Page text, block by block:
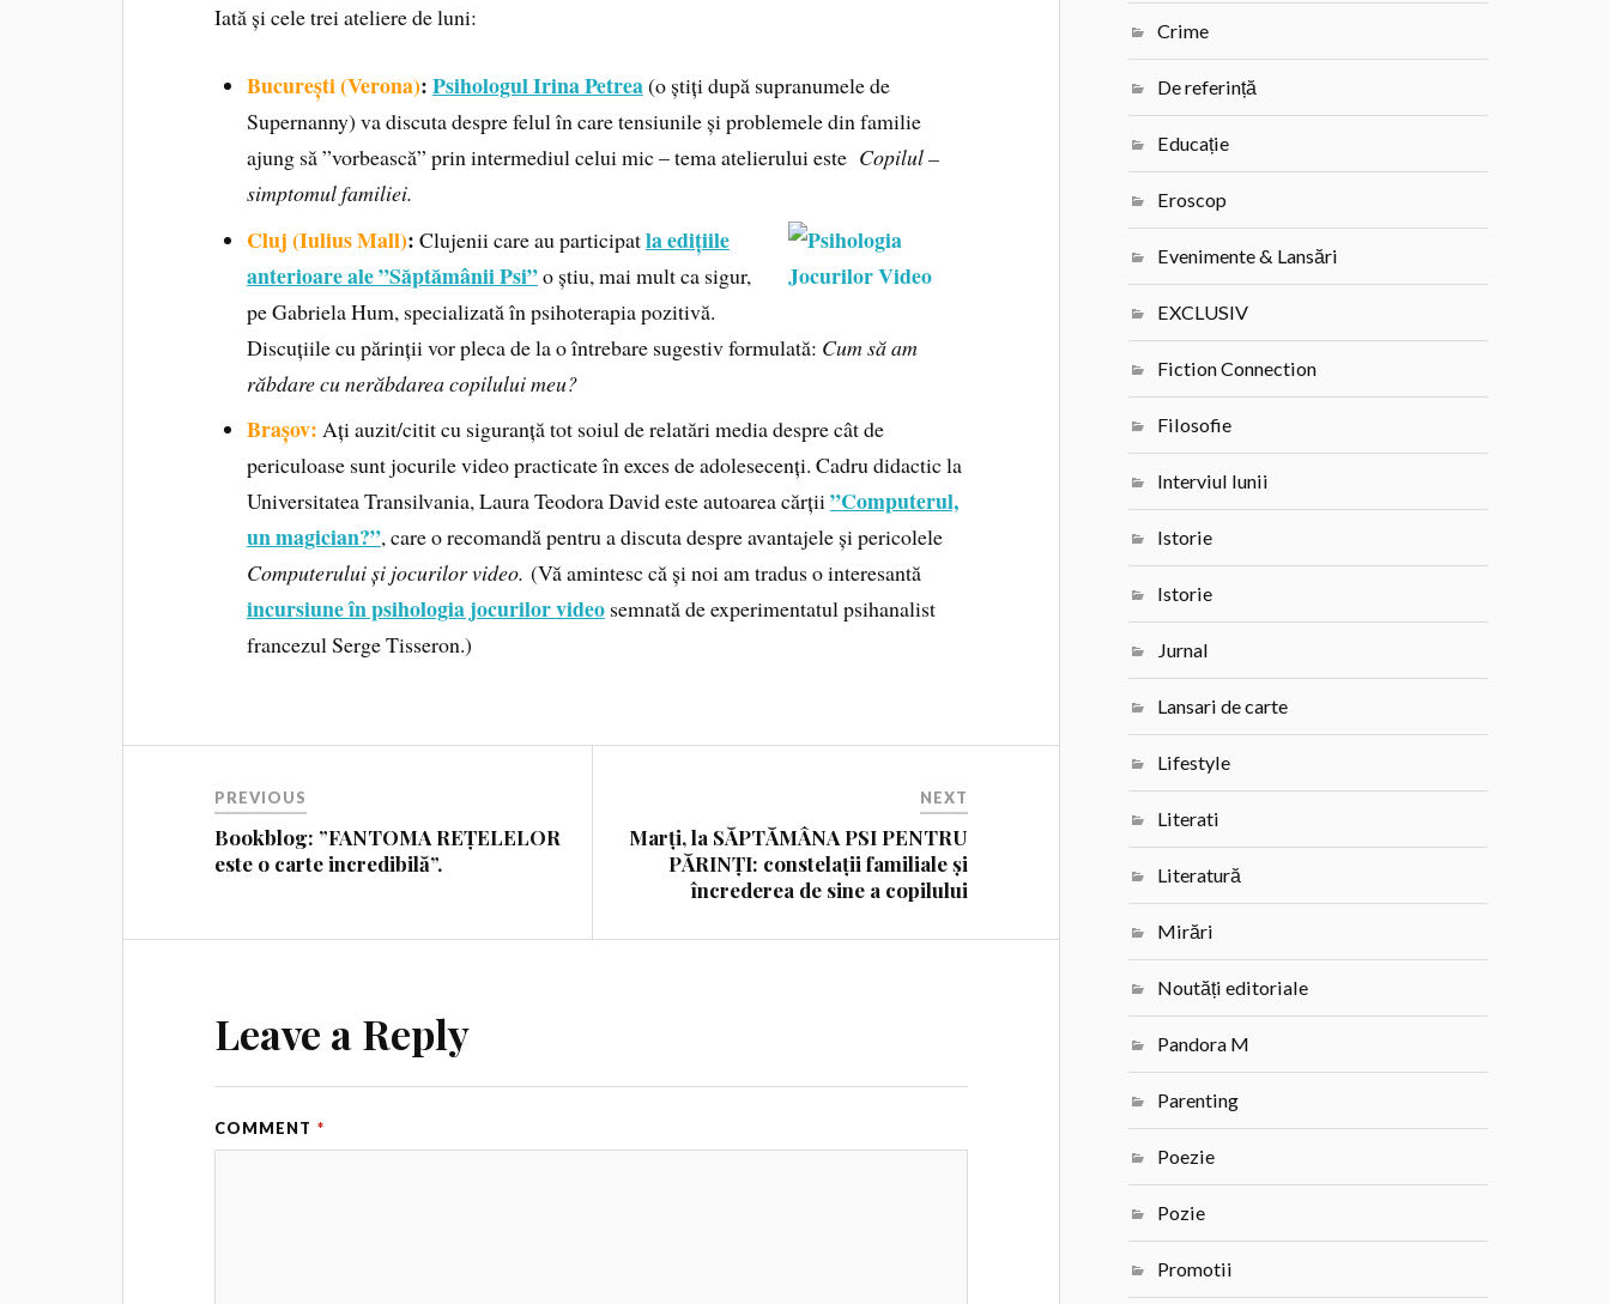
Iată și cele trei ateliere de luni:
București (Verona):Psihologul Irina Petrea(o știți după supranumele de
Supernanny) va discuta despre felul în care tensiunile și problemele din familie
ajung să ”vorbească” prin intermediul celui mic – tema atelierului este Copilul –
simptomul familiei.
Cluj (Iulius Mall): Clujenii care au participatla edițiile
anterioare ale ”Săptămânii Psi”o știu, mai mult ca sigur,
pe Gabriela Hum, specializată în psihoterapia pozitivă.
Discuțiile cu părinții vor pleca de la o întrebare sugestiv formulată: Cum să am
răbdare cu nerăbdarea copilului meu?
Brașov: Ați auzit/citit cu siguranță tot soiul de relatări media despre cât de
periculoase sunt jocurile video practicate în exces de adolesecenți. Cadru didactic la
Universitatea Transilvania, Laura Teodora David este autoarea cărții”Computerul,
un magician?”, care o recomandă pentru a discuta despre avantajele și pericolele
Computerului și jocurilor video. (Vă amintesc că și noi am tradus o interesantă
incursiune în psihologia jocurilor videosemnată de experimentatul psihanalist
francezul Serge Tisseron.)
PREVIOUS
Bookblog: ”FANTOMA REȚELELOR
este o carte incredibilă”.
NEXT
Marți, la SĂPTĂMÂNA PSI PENTRU
PĂRINȚI: constelații familiale și
încrederea de sine a copilului
Leave a Reply
COMMENT *
Crime
De referință
Educație
Eroscop
Evenimente & Lansări
EXCLUSIV
Fiction Connection
Filosofie
Interviul lunii
Istorie
Istorie
Jurnal
Lansari de carte
Lifestyle
Literati
Literatură
Mirări
Noutăți editoriale
Pandora M
Parenting
Poezie
Pozie
Promotii